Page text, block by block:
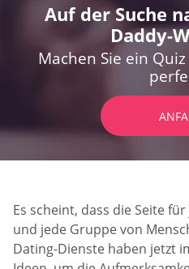
Auf der Suche
Daddy-
Machen Sie ein
Es scheint, dass die Seite
und jede Gruppe von
Dating-Dienste haben jetzt